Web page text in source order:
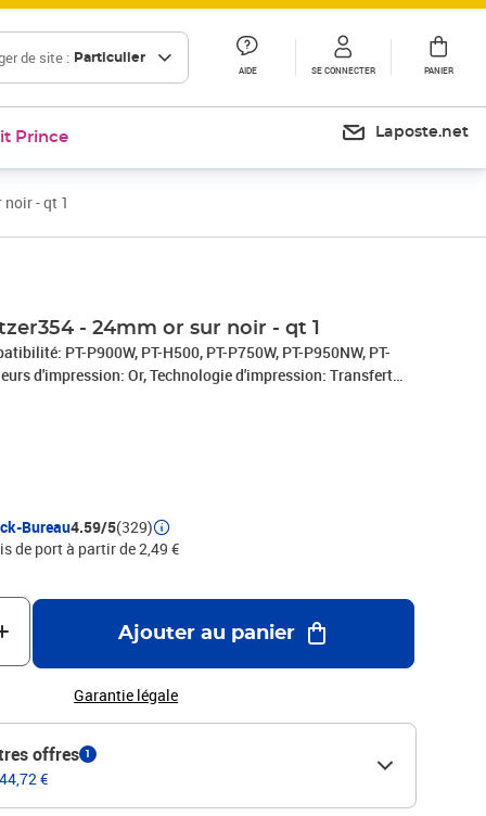
de site : Particulier
AIDE SE CONNECTER PANIER
Prince Laposte.net
- qt 1
- 24mm or sur noir - qt 1
PT-P900W, PT-H500, PT-P750W, PT-P950NW, PT-
d'impression: Or, Technologie d'impression: Transfert
2,4 cm, Longueur de ruban: 4 m. Type d'emballage:
Bureau4.59/5(329)
de port à partir de 2,49 €
Ajouter au panier
Garantie légale
offres 1
€